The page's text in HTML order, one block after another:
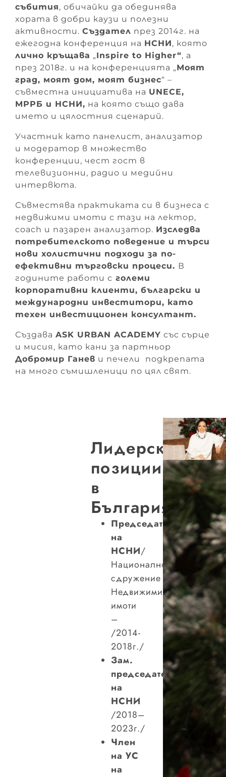
събития, обичайки да обединява
хората в добри каузи и полезни
активности. Създател през 2014г. на
ежегодна конференция на НСНИ, която
лично кръщава „Inspire to Higher“, а
през 2018г. и на конференцията „Моят
град, моят дом, моят бизнес“ –
съвместна инициатива на UNECE,
МРРБ и НСНИ, на която също дава
името и цялостния сценарий.
Участник като панелист, анализатор
и модератор в множество
конференции, чест гост в
телевизионни, радио и медийни
интервюта.
Съвместява практиката си в бизнеса с
недвижими имоти с тази на лектор,
coach и пазарен анализатор. Изследва
потребителското поведение и търси
нови холистични подходи за по-
ефективни търговски процеси. В
годините работи с големи
корпоративни клиенти, български и
международни инвеститори, като
техен инвестиционен консултант.
Създава ASK URBAN ACADEMY със сърце
и мисия, като кани за партньор
Добромир Ганев и печели подкрепата
на много съмишленици по цял свят.
Лидерски
позиции
в
България
Председател
на
НСНИ/
Национално
сдружение
Недвижими
имоти
–
/2014-
2018г./
Зам.
председател
на
НСНИ
/2018–
2023г./
Член
на УС
на